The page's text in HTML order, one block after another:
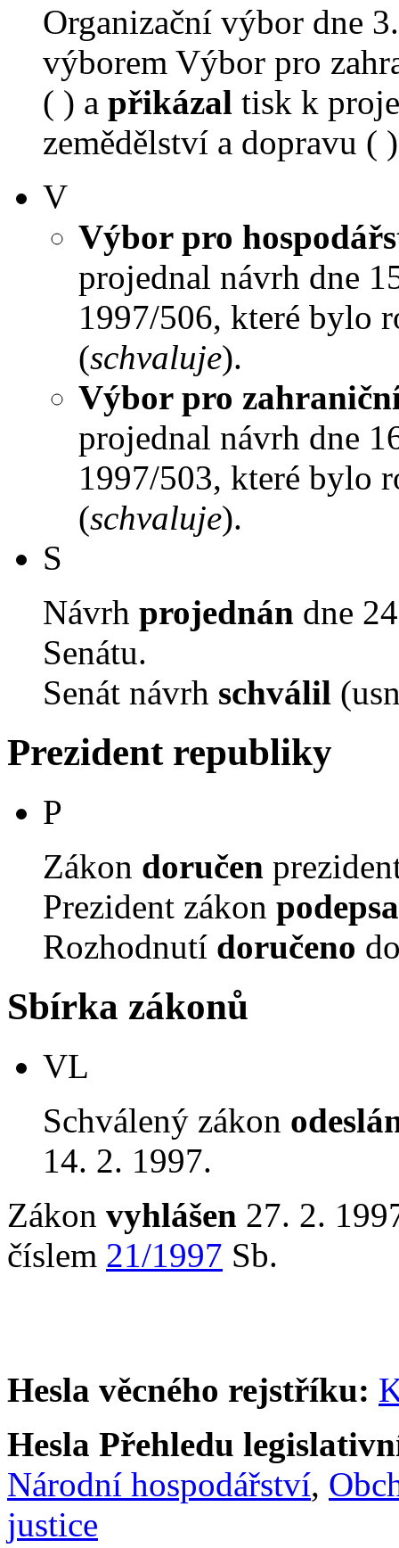
Organizační výbor dne
výborem Výbor pro
( ) a přikázal tisk k
zemědělství a dopravu (
V
Výbor pro
projednal návrh dne
1997/506, které bylo
(schvaluje).
Výbor pro
projednal návrh dne
1997/503, které bylo
(schvaluje).
S
Návrh projednán dne
Senátu.
Senát návrh schválil
Prezident republiky
P
Zákon doručen
Prezident zákon
Rozhodnutí doručeno
Sbírka zákonů
VL
Schválený zákon
14. 2. 1997.
Zákon vyhlášen 27. 2.
číslem 21/1997 Sb.
Hesla věcného rejstříku:
Hesla Přehledu
Národní hospodářství,
justice